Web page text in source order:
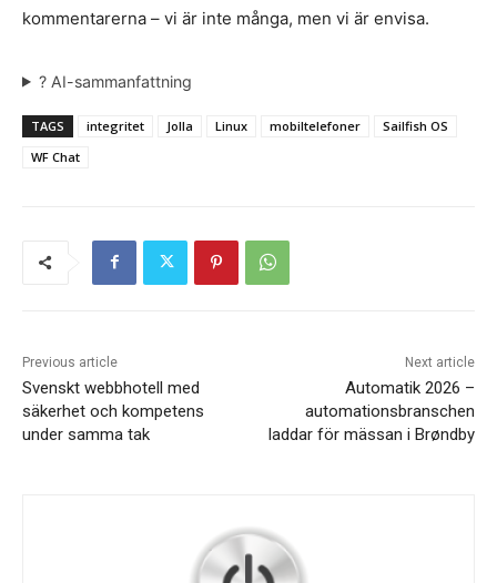
kommentarerna – vi är inte många, men vi är envisa.
? AI-sammanfattning
TAGS integritet Jolla Linux mobiltelefoner
Sailfish OS
WF Chat
Previous article
Svenskt webbhotell med
säkerhet och kompetens
under samma tak
Next article
Automatik 2026 –
automationsbranschen
laddar för mässan i Brøndby